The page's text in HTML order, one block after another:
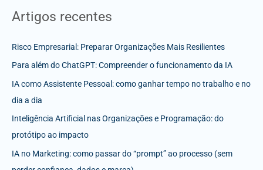
Artigos recentes
Risco Empresarial: Preparar Organizações Mais Resilientes
Para além do ChatGPT: Compreender o funcionamento da IA
IA como Assistente Pessoal: como ganhar tempo no trabalho e no
dia a dia
Inteligência Artificial nas Organizações e Programação: do
protótipo ao impacto
IA no Marketing: como passar do “prompt” ao processo (sem